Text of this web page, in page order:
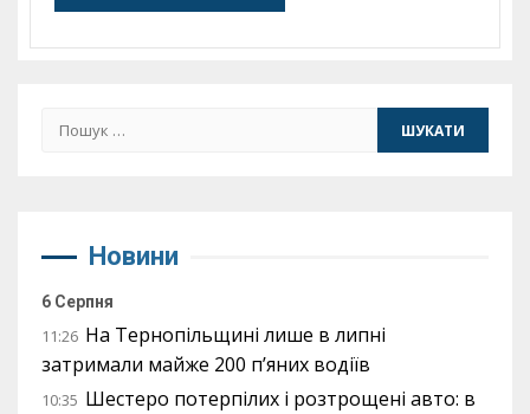
Пошук:
Новини
6 Серпня
11:26 На Тернопільщині лише в липні
затримали майже 200 п’яних водіїв
10:35 Шестеро потерпілих і розтрощені авто: в